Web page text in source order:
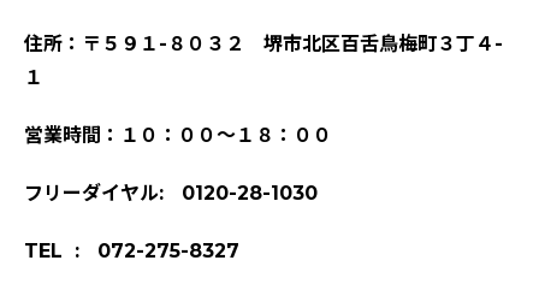
住所：〒５９１-８０３２ 堺市北区百舌鳥梅町３丁４-
１
営業時間：１０：００～１８：００
フリーダイヤル: 0120-28-1030
TEL : 072-275-8327